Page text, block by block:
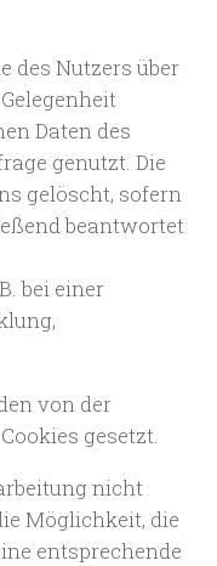
des Nutzers über
Daten des
genutzt. Die
gelöscht, sofern
beantwortet
bei einer
von der
gesetzt.
nicht
Möglichkeit, die
entsprechende